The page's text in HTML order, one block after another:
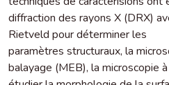
diffraction des rayons X (DRX)
Rietveld pour déterminer les
paramètres structuraux, la
balayage (MEB), la microscopie